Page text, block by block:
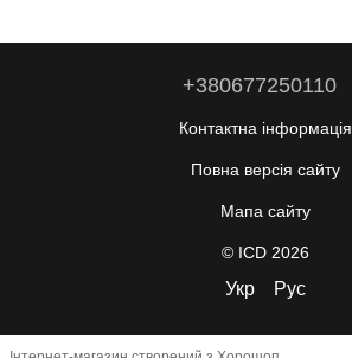
+380677250110
Контактна інформація
Повна версія сайту
Мапа сайту
© ICD 2026
Укр Рус